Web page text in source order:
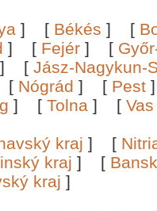
] [ Békés ] [
] [ Fejér ] [
] [ Jász-Nagykun-
[ Nógrád ] [ Pest
] [ Tolna ] [ Vas
kraj ] [
kraj ] [
kraj ]